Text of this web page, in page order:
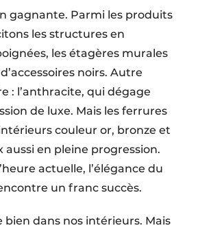
gagnante. Parmi les produits
les structures en
les étagères murales
noirs. Autre
: l’anthracite, qui dégage
de luxe. Mais les ferrures
couleur or, bronze et
aussi en pleine progression.
actuelle, l’élégance du
un franc succès.
bien dans nos intérieurs. Mais